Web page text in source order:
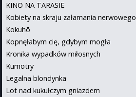
KINO NA TARASIE
Kobiety na skraju załamania nerwowego
Kokuhō
Kopnęłabym cię, gdybym mogła
Kronika wypadków miłosnych
Kumotry
Legalna blondynka
Lot nad kukułczym gniazdem